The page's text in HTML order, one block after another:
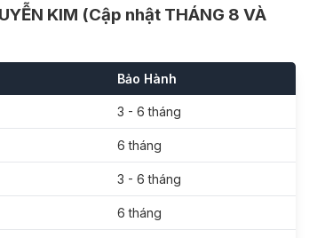
KIM (Cập nhật THÁNG 8 VÀ
Bảo Hành
3 - 6 tháng
6 tháng
3 - 6 tháng
6 tháng